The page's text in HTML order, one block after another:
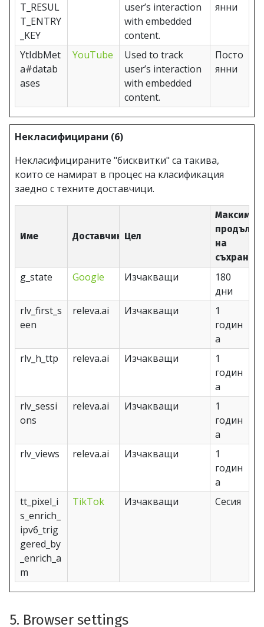
T_RESUL
T_ENTRY
_KEY
user’s interaction
with embedded
content.
янни
YtIdbMet
a#datab
ases
YouTube
Used to track
user’s interaction
with embedded
content.
Посто
янни
Некласифицирани (6)
Некласифицираните "бисквитки" са такива,
които се намират в процес на класификация
заедно с техните доставчици.
Име Доставчик Цел
на
g_state Google Изчакващи
180
дни
rlv_first_s
een
releva.ai Изчакващи
1
годин
а
rlv_h_ttp
releva.ai Изчакващи
1
годин
а
rlv_sessi
ons
releva.ai Изчакващи
1
годин
а
rlv_views
releva.ai Изчакващи
1
годин
а
tt_pixel_i
s_enrich_
ipv6_trig
gered_by
_enrich_a
m
TikTok Изчакващи Сесия
5. Browser settings